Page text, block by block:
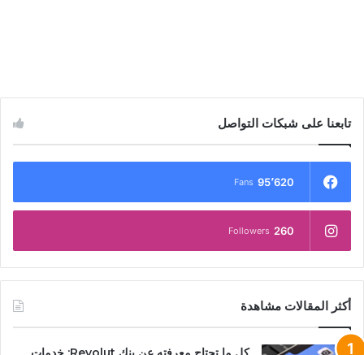
تابعنا على شبكات التواصل
95٬620 Fans
260
Followers
أكثر المقالات مشاهدة